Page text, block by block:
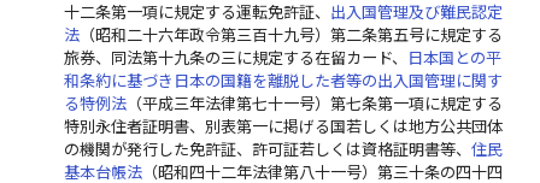
十二条第一項に規定する運転免許証、 出入国管理及び難民認定
法（昭和二十六年政令第三百十九号）第二条第五号に規定する
旅券、同法第十九条の三に規定する在留カード、
日本国との平
和条約に基づき日本の国籍を離脱した者等の出入国管理に関す
る特例法（平成三年法律第七十一号）第七条第一項に規定する
特別永住者証明書、別表第一に掲げる国若しくは地方公共団体
の機関が発行した免許証、許可証若しくは資格証明書等、 住民
基本台帳法（昭和四十二年法律第八十一号）第三十条の四十四